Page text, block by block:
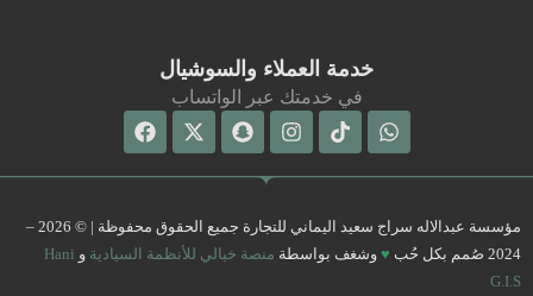
خدمة العملاء والسوشيال
في خدمتك عبر الواتساب
Whatsapp
Tiktok
Instagram
Snapchat
X-
twitter
Facebook
مؤسسة عبدالاله سراج سعيد اليماني للتجارة جميع الحقوق محفوظة | © 2026 –
2024 صُمم بكل حُب
♥ وشغف بواسطة منصة خيالي للأنظمة السيادية و Hani
G.I.S